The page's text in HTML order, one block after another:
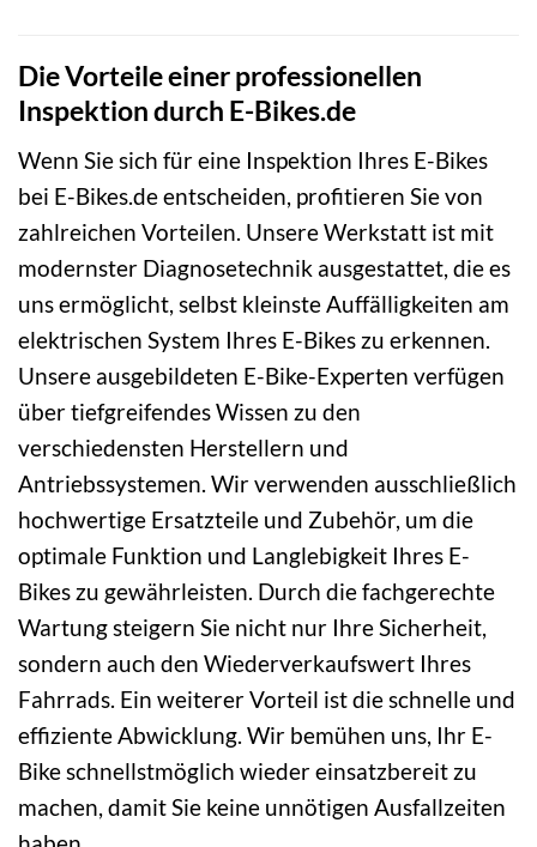
Die Vorteile einer professionellen
Inspektion durch E-Bikes.de
Wenn Sie sich für eine Inspektion Ihres E-Bikes
bei E-Bikes.de entscheiden, profitieren Sie von
zahlreichen Vorteilen. Unsere Werkstatt ist mit
modernster Diagnosetechnik ausgestattet, die es
uns ermöglicht, selbst kleinste Auffälligkeiten am
elektrischen System Ihres E-Bikes zu erkennen.
Unsere ausgebildeten E-Bike-Experten verfügen
über tiefgreifendes Wissen zu den
verschiedensten Herstellern und
Antriebssystemen. Wir verwenden ausschließlich
hochwertige Ersatzteile und Zubehör, um die
optimale Funktion und Langlebigkeit Ihres E-
Bikes zu gewährleisten. Durch die fachgerechte
Wartung steigern Sie nicht nur Ihre Sicherheit,
sondern auch den Wiederverkaufswert Ihres
Fahrrads. Ein weiterer Vorteil ist die schnelle und
effiziente Abwicklung. Wir bemühen uns, Ihr E-
Bike schnellstmöglich wieder einsatzbereit zu
machen, damit Sie keine unnötigen Ausfallzeiten